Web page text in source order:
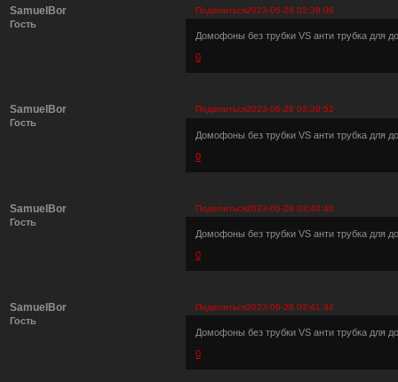
Поделиться2023-06-28 03:39:06
SamuelBor
Гость
Домофоны без трубки VS анти трубка для
0
Поделиться2023-06-28 03:39:52
SamuelBor
Гость
Домофоны без трубки VS анти трубка для
0
Поделиться2023-06-28 03:40:40
SamuelBor
Гость
Домофоны без трубки VS анти трубка для
0
Поделиться2023-06-28 03:41:34
SamuelBor
Гость
Домофоны без трубки VS анти трубка для
0